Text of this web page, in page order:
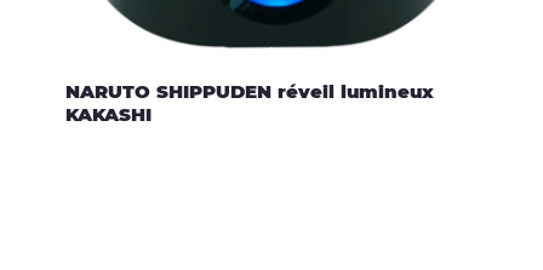
NARUTO SHIPPUDEN réveil lumineux
KAKASHI